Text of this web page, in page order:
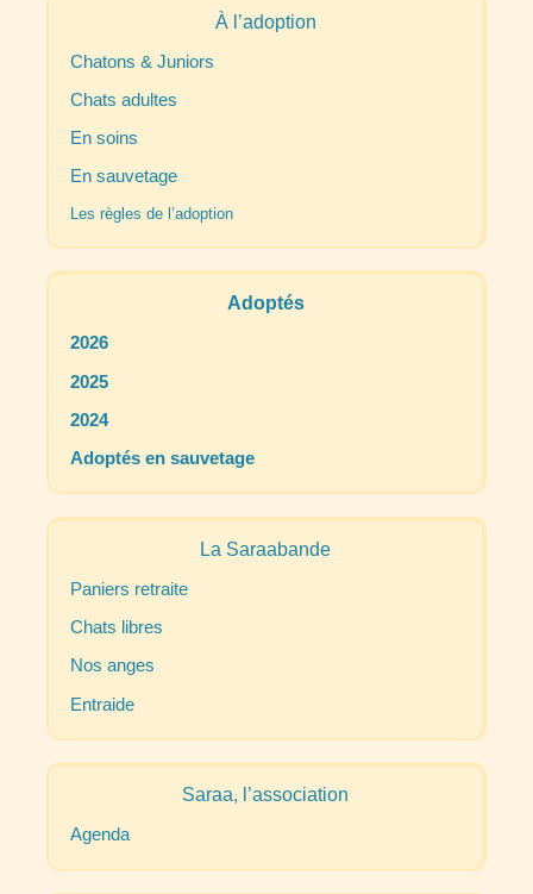
À l’adoption
Chatons & Juniors
Chats adultes
En soins
En sauvetage
Les règles de l’adoption
Adoptés
2026
2025
2024
Adoptés en sauvetage
La Saraabande
Paniers retraite
Chats libres
Nos anges
Entraide
Saraa, l’association
Agenda